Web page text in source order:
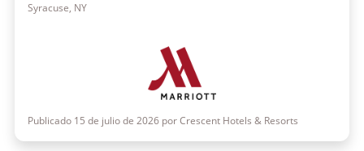
Syracuse, NY
Publicado 15 de julio de 2026 por Crescent Hotels & Resorts